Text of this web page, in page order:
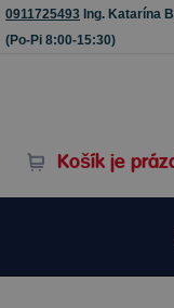
0911725493 Ing. Katarína
(Po-Pi 8:00-15:30)
Košík je